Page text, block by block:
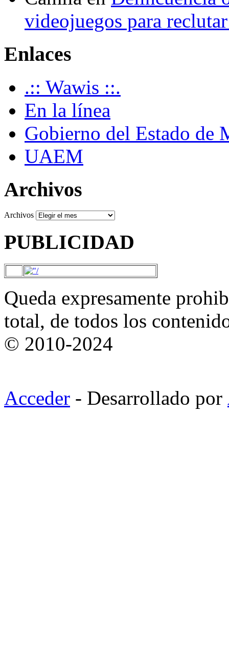
videojuegos para
Enlaces
.:: Wawis ::.
En la línea
Gobierno del Estado de
UAEM
Archivos
Archivos
PUBLICIDAD
Queda expresamente
total, de todos los
© 2010-2024
Acceder - Desarrollado por